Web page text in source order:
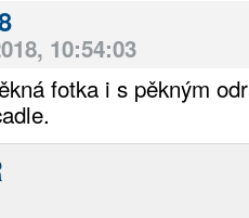
10:54:03
fotka i s pěkným